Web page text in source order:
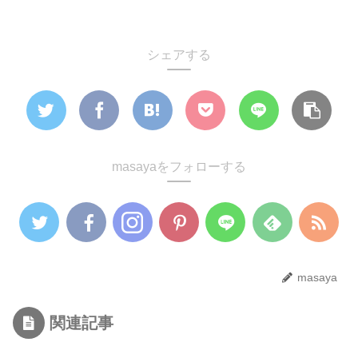
シェアする
masayaをフォローする
masaya
関連記事